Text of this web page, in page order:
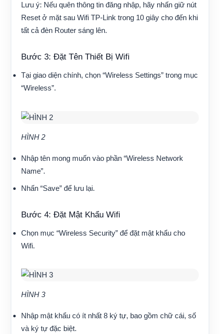
Lưu ý: Nếu quên thông tin đăng nhập, hãy nhấn giữ nút
Reset ở mặt sau Wifi TP-Link trong 10 giây cho đến khi
tất cả đèn Router sáng lên.
Bước 3: Đặt Tên Thiết Bị Wifi
Tại giao diện chính, chọn “Wireless Settings” trong mục
“Wireless”.
HÌNH 2
Nhập tên mong muốn vào phần “Wireless Network
Name”.
Nhấn “Save” để lưu lại.
Bước 4: Đặt Mật Khẩu Wifi
Chọn mục “Wireless Security” để đặt mật khẩu cho
Wifi.
HÌNH 3
Nhập mật khẩu có ít nhất 8 ký tự, bao gồm chữ cái, số
và ký tự đặc biệt.